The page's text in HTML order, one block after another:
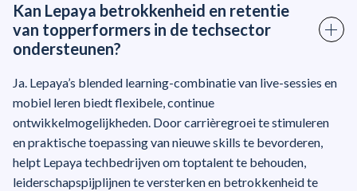
Kan Lepaya betrokkenheid en retentie
van topperformers in de techsector
ondersteunen?
Ja. Lepaya’s blended learning-combinatie van live-sessies en
mobiel leren biedt flexibele, continue
ontwikkelmogelijkheden. Door carrièregroei te stimuleren
en praktische toepassing van nieuwe skills te bevorderen,
helpt Lepaya techbedrijven om toptalent te behouden,
leiderschapspijplijnen te versterken en betrokkenheid te